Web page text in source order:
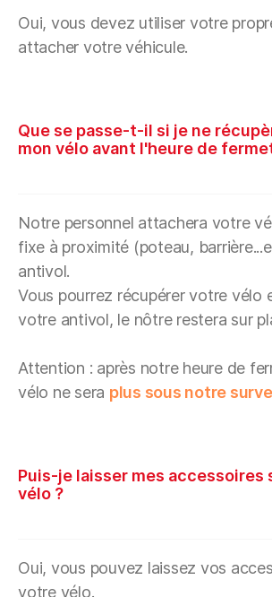
Oui, vous devez utiliser votre
attacher votre véhicule.
Que se passe-t-il si je ne
mon vélo avant l'heure de
Notre personnel attachera votre
fixe à proximité (poteau,
antivol.
Vous pourrez récupérer votre vélo
votre antivol, le nôtre restera sur
Attention : après notre heure de
vélo ne sera plus sous notre
Puis-je laisser mes accessoires
vélo ?
Oui, vous pouvez laissez vos
votre vélo.